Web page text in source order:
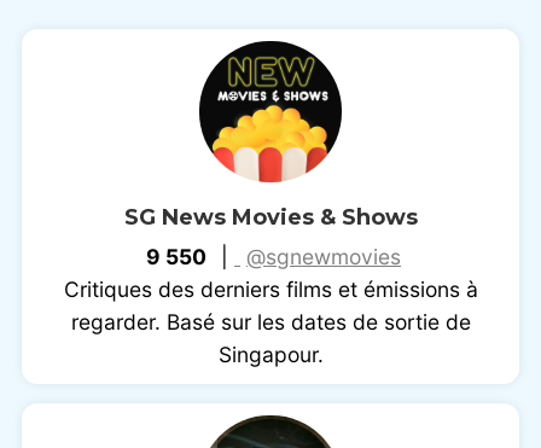
SG News Movies & Shows
9 550
@sgnewmovies
Critiques des derniers films et émissions à
regarder. Basé sur les dates de sortie de
Singapour.